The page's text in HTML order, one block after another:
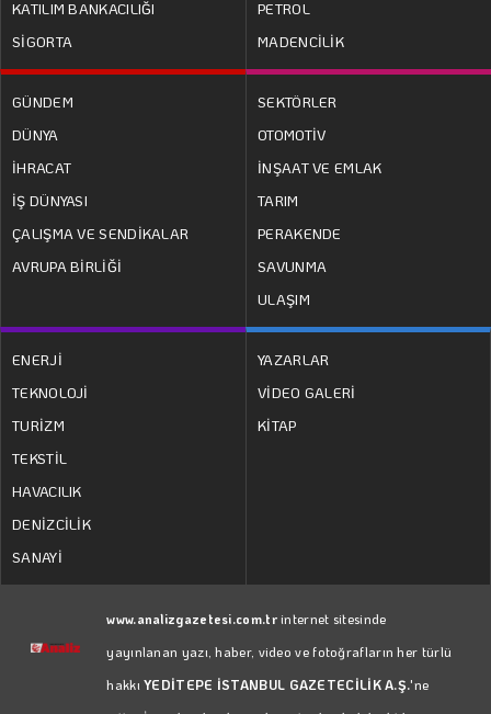
KATILIM BANKACILIĞI
SİGORTA
PETROL
MADENCİLİK
GÜNDEM
DÜNYA
İHRACAT
İŞ DÜNYASI
ÇALIŞMA VE SENDİKALAR
AVRUPA BİRLİĞİ
SEKTÖRLER
OTOMOTİV
İNŞAAT VE EMLAK
TARIM
PERAKENDE
SAVUNMA
ULAŞIM
ENERJİ
TEKNOLOJİ
TURİZM
TEKSTİL
HAVACILIK
DENİZCİLİK
SANAYİ
YAZARLAR
VİDEO GALERİ
KİTAP
www.analizgazetesi.com.trinternet sitesinde
yayınlanan yazı, haber, video ve fotoğrafların her türlü
hakkıYEDİTEPE İSTANBUL GAZETECİLİK A.Ş.'ne